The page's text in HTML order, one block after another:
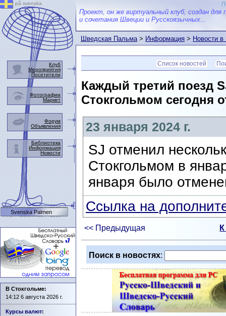
Проект, он же виртуальный клуб, создан для
и сочетания Швеции и Русскоязычных...
Шведская Пальма>Информация>Новости
Список новостей
Каждый третий поезд
Стокгольмом сегодня
23 января 2024 г.
SJ отменил
Стокгольмом в
января было
Ссылка на
<< Предыдущая
Поиск в новостях:
på svenska
Клуб
Мероприятия
Посетители
Фотографии
Маркет
Форум
Объявления
Библиотека
Информация
Новости
Svenska Palmen
В Стокгольме:
14:12 6 августа 2026 г.
Курсы валют: